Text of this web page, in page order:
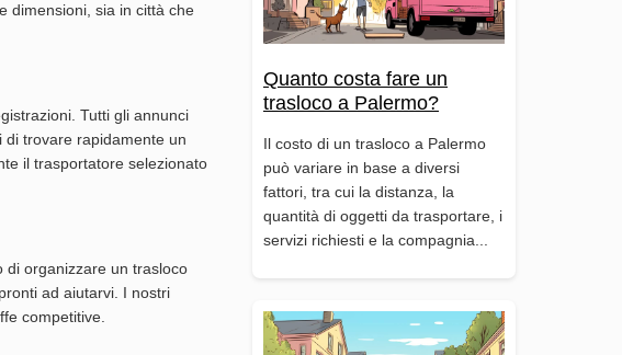
Quanto costa fare un
trasloco a Palermo?
Il costo di un trasloco a Palermo
può variare in base a diversi
fattori, tra cui la distanza, la
quantità di oggetti da trasportare, i
servizi richiesti e la compagnia...
dimensioni, sia in città che
Tutti gli annunci
di trovare rapidamente un
il trasportatore selezionato
di organizzare un trasloco
ad aiutarvi. I nostri
competitive.